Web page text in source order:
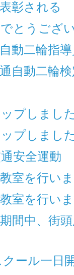
彰される
とうござ
動二輪指
自動二輪
プしまし
プしまし
安全運動
室を行い
室を行い
間中、街
ール一日